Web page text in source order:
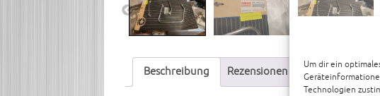
Um dir ein
Technologien
Beschreibung Rezensionen (0)